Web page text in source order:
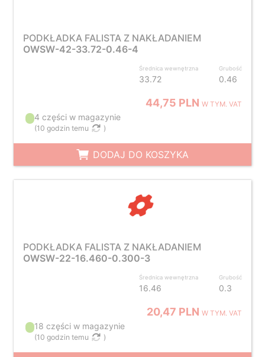
PODKŁADKA FALISTA Z NAKŁADANIEM
OWSW-42-33.72-0.46-4
Średnica wewnętrzna
33.72
Grubość
0.46
44,75 PLNW TYM. VAT
4 części w magazynie
(10 godzin temu )
DODAJ DO KOSZYKA
PODKŁADKA FALISTA Z NAKŁADANIEM
OWSW-22-16.460-0.300-3
Średnica wewnętrzna
16.46
Grubość
0.3
20,47 PLNW TYM. VAT
18 części w magazynie
(10 godzin temu )